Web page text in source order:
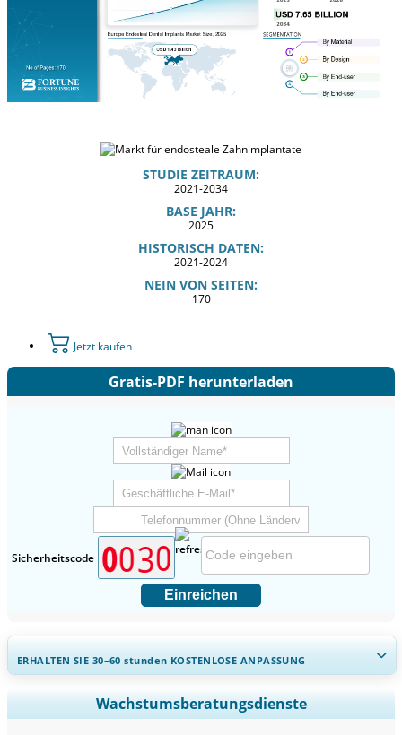
STUDIE ZEITRAUM:
2021-2034
BASE JAHR:
2025
HISTORISCH DATEN:
2021-2024
NEIN VON SEITEN:
170
Jetzt kaufen
Gratis-PDF herunterladen
Sicherheitscode
Einreichen
ERHALTEN SIE 30–60stunden KOSTENLOSE ANPASSUNG
Regionale und länderspezifische Abdeckung erweitern,
Segmentanalyse, Unternehmensprofile, Wettbewerbs-
Wachstumsberatungsdienste